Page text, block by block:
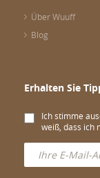
Über Wuuff
Blog
Erhalten Sie
Ich stimme
weiß, dass ich